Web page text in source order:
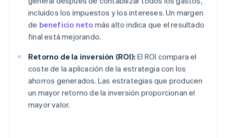
incluidos los impuestos y los intereses. Un margen
de beneficio neto más alto indica que el resultado
final está mejorando.
Retorno de la inversión (ROI): El ROI compara el
coste de la aplicación de la estrategia con los
ahorros generados. Las estrategias que producen
un mayor retorno de la inversión proporcionan el
mayor valor.